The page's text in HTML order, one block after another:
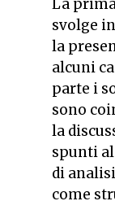
La
svolge
la
alcuni
parte i
sono
la
spunti
di
come